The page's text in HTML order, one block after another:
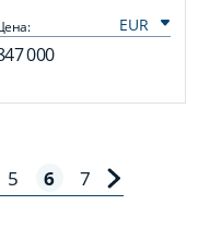
000
5 6 7